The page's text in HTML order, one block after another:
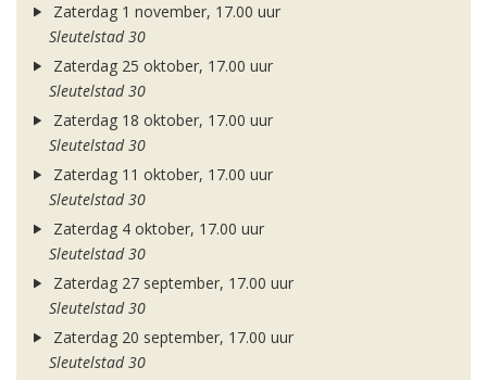
Zaterdag 1 november, 17.00 uur
Sleutelstad 30
Zaterdag 25 oktober, 17.00 uur
Sleutelstad 30
Zaterdag 18 oktober, 17.00 uur
Sleutelstad 30
Zaterdag 11 oktober, 17.00 uur
Sleutelstad 30
Zaterdag 4 oktober, 17.00 uur
Sleutelstad 30
Zaterdag 27 september, 17.00 uur
Sleutelstad 30
Zaterdag 20 september, 17.00 uur
Sleutelstad 30